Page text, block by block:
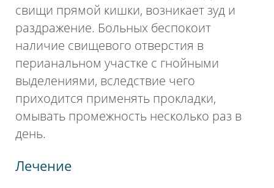
свищи прямой кишки, возникает зуд и
раздражение. Больных беспокоит
наличие свищевого отверстия в
перианальном участке с гнойными
выделениями, вследствие чего
приходится применять прокладки,
омывать промежность несколько раз в
день.
Лечение